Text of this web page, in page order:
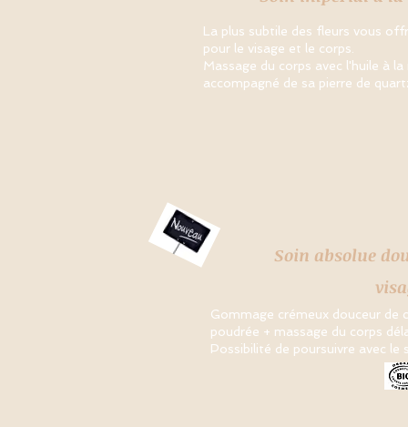
La plus subtile des fleurs vous
pour le visage et le corps.
Massage du corps avec l'huile à
accompagné de sa pierre de
Soin absolue
Gommage crémeux douceur de
poudrée + massage du corps
Possibilité de poursuivre avec le